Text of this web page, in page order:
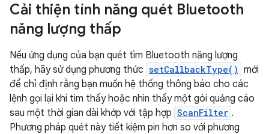
Cải thiện tính năng quét Bluetooth
năng lượng thấp
Nếu ứng dụng của bạn quét tìm Bluetooth năng lượng
thấp, hãy sử dụng phương thức setCallbackType() mới
để chỉ định rằng bạn muốn hệ thống thông báo cho các
lệnh gọi lại khi tìm thấy hoặc nhìn thấy một gói quảng cáo
sau một thời gian dài khớp với tập hợp ScanFilter .
Phương pháp quét này tiết kiệm pin hơn so với phương